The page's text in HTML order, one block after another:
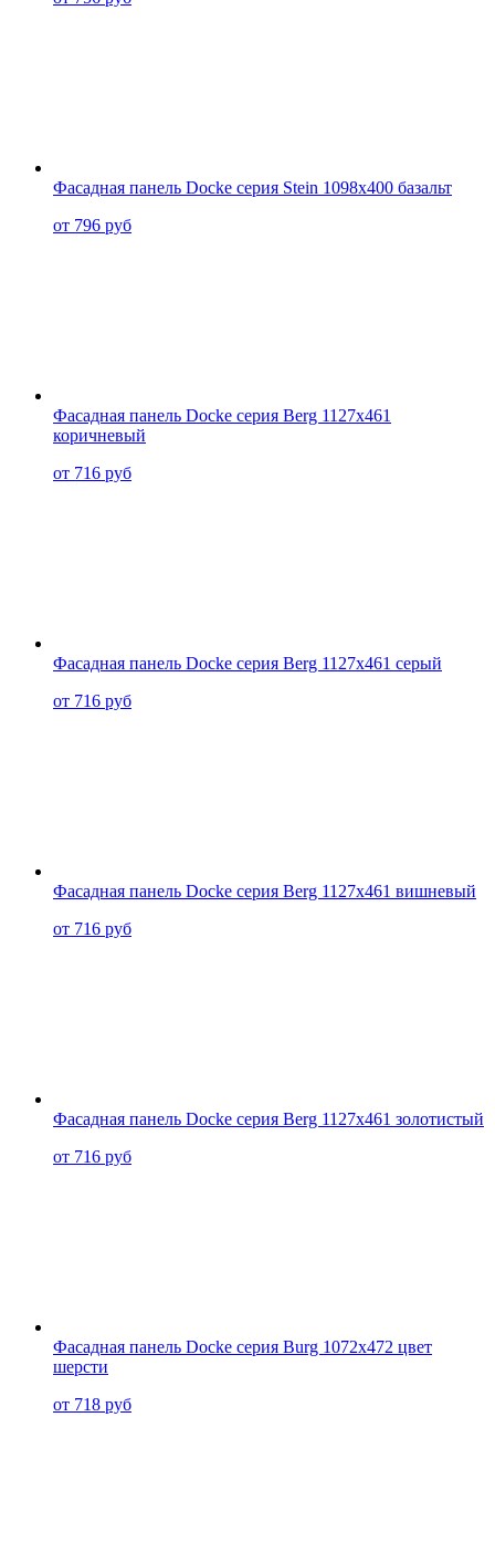
Фасадная панель Docke серия Stein 1098x400 базальт
от 796 руб
Фасадная панель Docke серия Berg 1127x461
коричневый
от 716 руб
Фасадная панель Docke серия Berg 1127x461 серый
от 716 руб
Фасадная панель Docke серия Berg 1127x461 вишневый
от 716 руб
Фасадная панель Docke серия Berg 1127x461 золотистый
от 716 руб
Фасадная панель Docke серия Burg 1072x472 цвет
шерсти
от 718 руб